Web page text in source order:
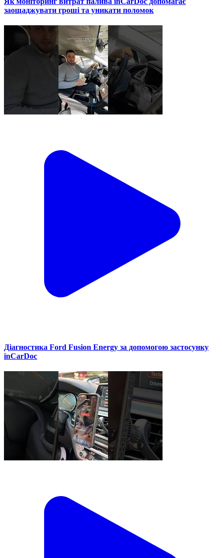
заощаджувати гроші та уникати поломок
Діагностика Ford Fusion Energy за допомогою застосунку
inCarDoc